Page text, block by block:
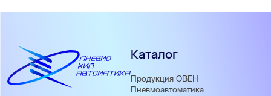
Каталог
Продукция ОВЕН
Пневмоавтоматика